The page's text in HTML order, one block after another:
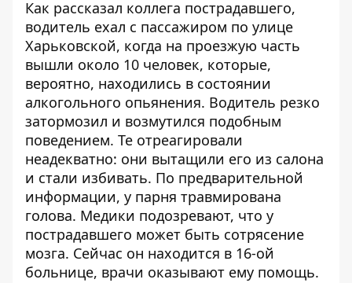
Как рассказал коллега пострадавшего,
водитель ехал с пассажиром по улице
Харьковской, когда на проезжую часть
вышли около 10 человек, которые,
вероятно, находились в состоянии
алкогольного опьянения. Водитель резко
затормозил и возмутился подобным
поведением. Те отреагировали
неадекватно: они вытащили его из салона
и стали избивать. По предварительной
информации, у парня травмирована
голова. Медики подозревают, что у
пострадавшего может быть сотрясение
мозга. Сейчас он находится в 16-ой
больнице, врачи оказывают ему помощь.